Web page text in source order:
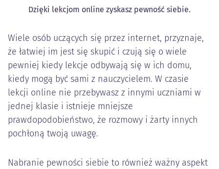
Dzięki lekcjom online zyskasz pewność siebie.
Wiele osób uczących się przez internet, przyznaje,
że łatwiej im jest się skupić i czują się o wiele
pewniej kiedy lekcje odbywają się w ich domu,
kiedy mogą być sami z nauczycielem. W czasie
lekcji online nie przebywasz z innymi uczniami w
jednej klasie i istnieje mniejsze
prawdopodobieństwo, że rozmowy i żarty innych
pochłoną twoją uwagę.
Nabranie pewności siebie to również ważny aspekt